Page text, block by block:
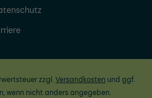
zzgl.Versandkosten und ggf.
wenn nicht anders angegeben.